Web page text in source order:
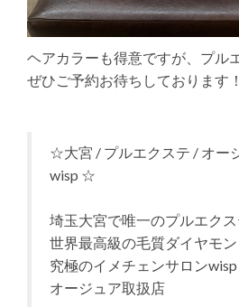
ヘアカラーも得意ですが、プル
ぜひご予約お待ちしております！
☆大宮 / プルエクステ / オ
wisp ☆
埼玉大宮で唯一のプルエク
世界最高級の毛質ダイヤモ
究極のイメチェンサロン
オージュア取扱店